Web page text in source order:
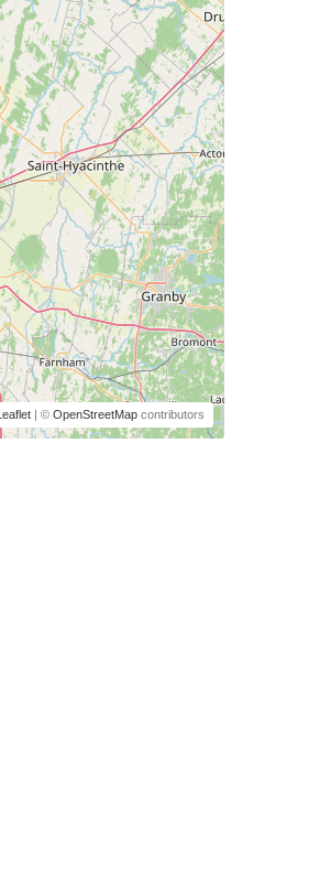
Leaflet| © OpenStreetMapcontributors